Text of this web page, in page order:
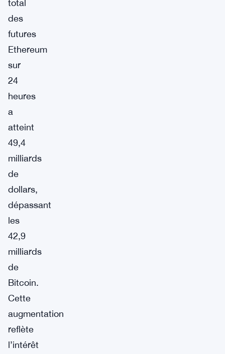
total
des
futures
Ethereum
sur
24
heures
a
atteint
49,4
milliards
de
dollars,
dépassant
les
42,9
milliards
de
Bitcoin.
Cette
augmentation
reflète
l’intérêt